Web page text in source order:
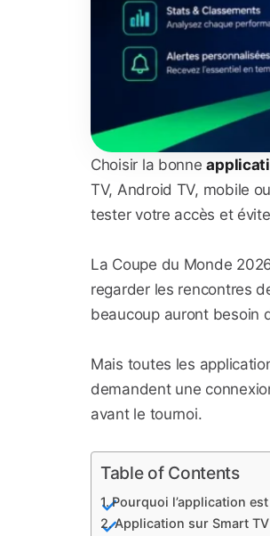
Choisir la bonne
TV, Android TV, mobile
tester votre accès et
La Coupe du Monde
regarder les rencontres
beaucoup auront besoin
Mais toutes les
demandent une
avant le tournoi.
Table of Contents
Pourquoi l’application
Application sur Smart TV